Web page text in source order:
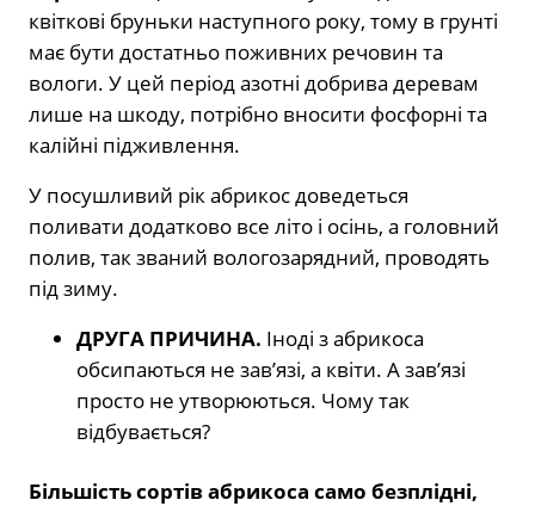
квіткові бруньки наступного року, тому в грунті
має бути достатньо поживних речовин та
вологи. У цей період азотні добрива деревам
лише на шкоду, потрібно вносити фосфорні та
калійні підживлення.
У посушливий рік абрикос доведеться
поливати додатково все літо і осінь, а головний
полив, так званий вологозарядний, проводять
під зиму.
ДРУГА ПРИЧИНА. Іноді з абрикоса
обсипаються не зав’язі, а квіти. А зав’язі
просто не утворюються. Чому так
відбувається?
Більшість сортів абрикоса само безплідні,